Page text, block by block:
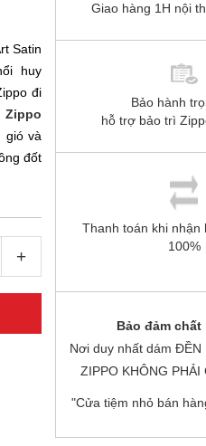
Satin
huy
đi
Zippo
gió và
đốt
+
Giao hàng 1H nội
Bảo hành
hỗ trợ bảo trì
Thanh toán khi nhận
100%
Bảo đảm
Nơi duy nhất dám ĐỀN
ZIPPO KHÔNG PHẢI
"Cửa tiệm nhỏ bán